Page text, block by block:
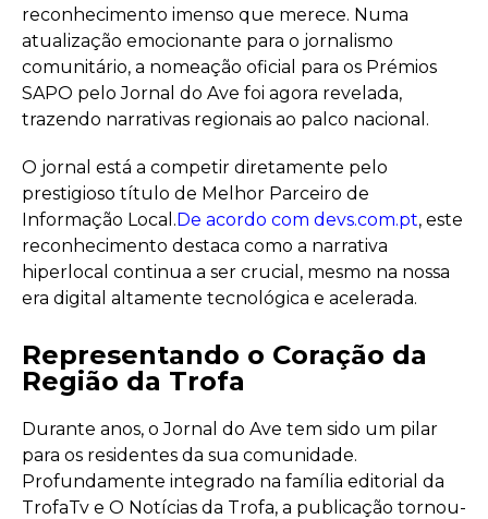
reconhecimento imenso que merece. Numa
atualização emocionante para o jornalismo
comunitário, a nomeação oficial para os Prémios
SAPO pelo Jornal do Ave foi agora revelada,
trazendo narrativas regionais ao palco nacional.
O jornal está a competir diretamente pelo
prestigioso título de Melhor Parceiro de
Informação Local.De acordo com devs.com.pt, este
reconhecimento destaca como a narrativa
hiperlocal continua a ser crucial, mesmo na nossa
era digital altamente tecnológica e acelerada.
Representando o Coração da
Região da Trofa
Durante anos, o Jornal do Ave tem sido um pilar
para os residentes da sua comunidade.
Profundamente integrado na família editorial da
TrofaTv e O Notícias da Trofa, a publicação tornou-